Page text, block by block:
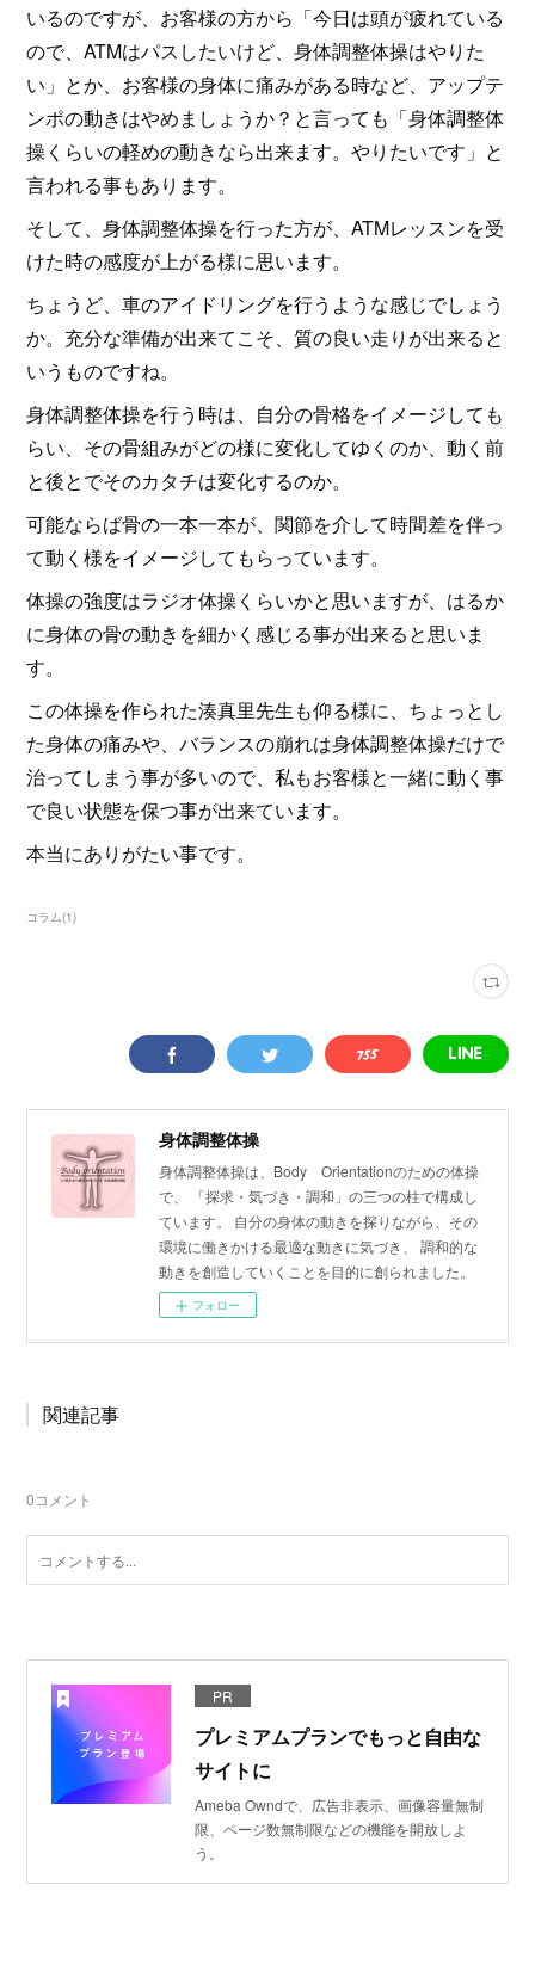
いるのですが、お客様の方から「今日は頭が疲れている
ので、ATMはパスしたいけど、身体調整体操はやりた
い」とか、お客様の身体に痛みがある時など、アップテ
ンポの動きはやめましょうか？と言っても「身体調整体
操くらいの軽めの動きなら出来ます。やりたいです」と
言われる事もあります。
そして、身体調整体操を行った方が、ATMレッスンを受
けた時の感度が上がる様に思います。
ちょうど、車のアイドリングを行うような感じでしょう
か。充分な準備が出来てこそ、質の良い走りが出来ると
いうものですね。
身体調整体操を行う時は、自分の骨格をイメージしても
らい、その骨組みがどの様に変化してゆくのか、動く前
と後とでそのカタチは変化するのか。
可能ならば骨の一本一本が、関節を介して時間差を伴っ
て動く様をイメージしてもらっています。
体操の強度はラジオ体操くらいかと思いますが、はるか
に身体の骨の動きを細かく感じる事が出来ると思いま
す。
この体操を作られた湊真里先生も仰る様に、ちょっとし
た身体の痛みや、バランスの崩れは身体調整体操だけで
治ってしまう事が多いので、私もお客様と一緒に動く事
で良い状態を保つ事が出来ています。
本当にありがたい事です。
コラム(1)
身体調整体操
身体調整体操は、Body Orientationのための体操
で、 「探求・気づき・調和」の三つの柱で構成し
ています。 自分の身体の動きを探りながら、その
環境に働きかける最適な動きに気づき、 調和的な
動きを創造していくことを目的に創られました。
フォロー
関連記事
0コメント
PR
プレミアムプランでもっと自由な
サイトに
Ameba Owndで、広告非表示、画像容量無制
限、ページ数無制限などの機能を開放しよ
う。